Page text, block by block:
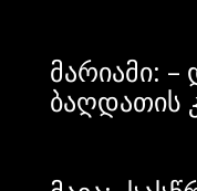
მარიამი:
ბაღდათის